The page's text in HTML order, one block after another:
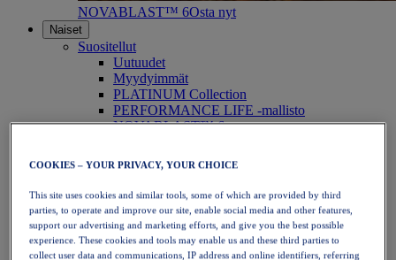
NOVABLAST™ 6Osta nyt
Naiset
Suositellut
Uutuudet
Myydyimmät
PLATINUM Collection
PERFORMANCE LIFE -mallisto
NOVABLAST™ 6
Juoksu
Polkujuoksu
Tennis
Lentopallo
Käsipallo
Padel
Verkkopallo
COOKIES – YOUR PRIVACY, YOUR CHOICE
This site uses cookies and similar tools, some of which are provided by third
parties, to operate and improve our site, enable social media and other features,
support our advertising and marketing efforts, and give you the best possible
experience. These cookies and tools may enable us and these third parties to
collect user data and communications, IP address and online identifiers, referring